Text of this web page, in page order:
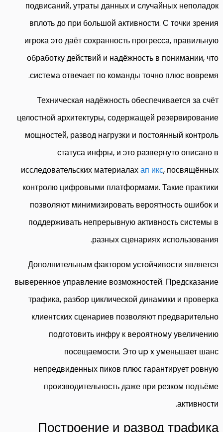
подвисаний, утраты данных и случайных неполадок
вплоть до при большой активности. С точки зрения
игрока это даёт сохранность прогресса, правильную
обработку действий и надёжность в понимании, что
система отвечает по команды точно плюс вовремя.
Техническая надёжность обеспечивается за счёт
целостной архитектуры, содержащей резервирование
мощностей, развод нагрузки и постоянный контроль
статуса инфры, и это развернуто описано в
исследовательских материалахап икс, посвящённых
контролю цифровыми платформами. Такие практики
позволяют минимизировать вероятность ошибок и
поддерживать непрерывную активность системы в
разных сценариях использования.
Дополнительным фактором устойчивости является
выверенное управление возможностей. Предсказание
трафика, разбор циклической динамики и проверка
клиентских сценариев позволяют предварительно
подготовить инфру к вероятному увеличению
посещаемости. Это up x уменьшает шанс
непредвиденных пиков плюс гарантирует ровную
производительность даже при резком подъёме
активности.
Построение и развод трафика